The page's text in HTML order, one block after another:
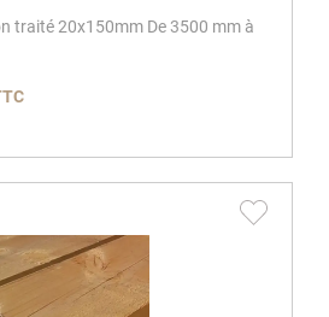
traité 20x150mm De 3500 mm à